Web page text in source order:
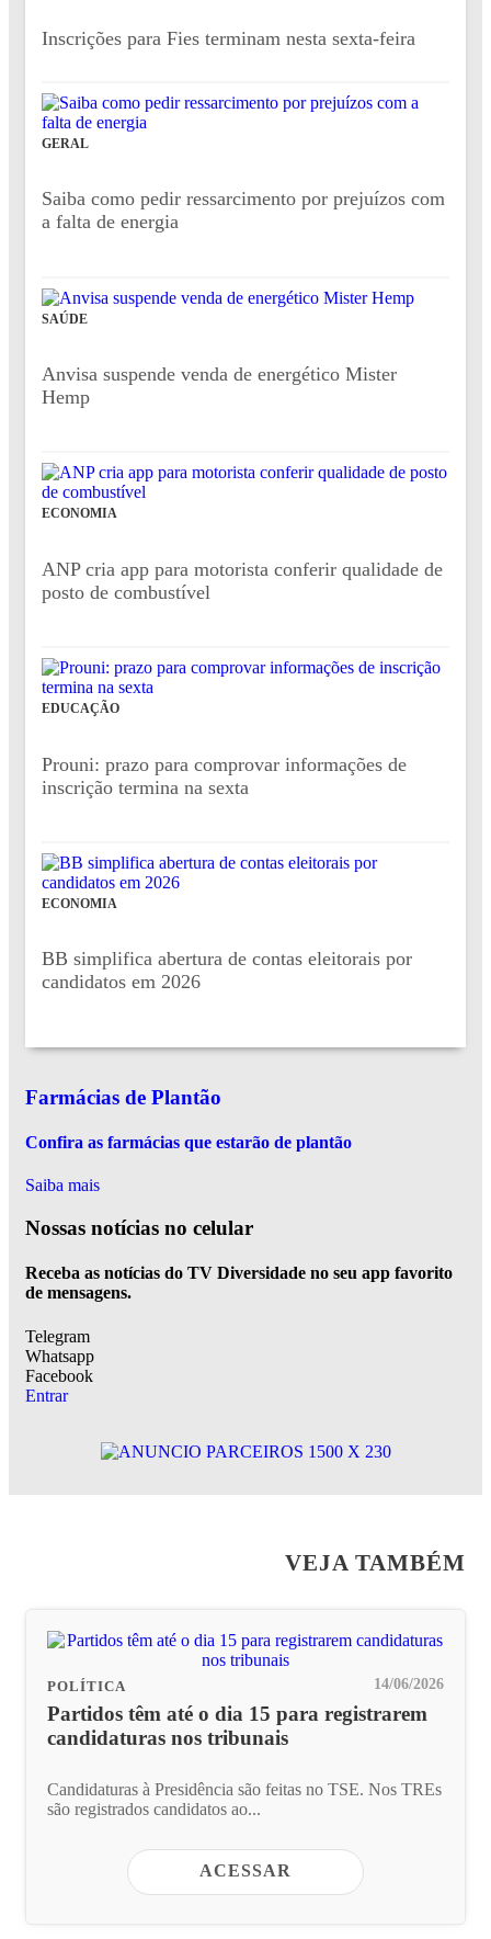
Inscrições para Fies terminam nesta sexta-feira
GERAL
Saiba como pedir ressarcimento por prejuízos com
a falta de energia
SAÚDE
Anvisa suspende venda de energético Mister
Hemp
ECONOMIA
ANP cria app para motorista conferir qualidade de
posto de combustível
EDUCAÇÃO
Prouni: prazo para comprovar informações de
inscrição termina na sexta
ECONOMIA
BB simplifica abertura de contas eleitorais por
candidatos em 2026
Farmácias de Plantão
Confira as farmácias que estarão de plantão
Saiba mais
Nossas notícias no celular
Receba as notícias do TV Diversidade no seu app favorito
de mensagens.
Telegram
Whatsapp
Facebook
Entrar
VEJA TAMBÉM
POLÍTICA 14/06/2026
Partidos têm até o dia 15 para registrarem
candidaturas nos tribunais
Candidaturas à Presidência são feitas no TSE. Nos TREs
são registrados candidatos ao...
ACESSAR